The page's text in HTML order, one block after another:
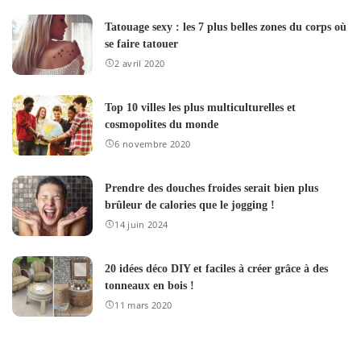
Tatouage sexy : les 7 plus belles zones du corps où
se faire tatouer
2 avril 2020
Top 10 villes les plus multiculturelles et
cosmopolites du monde
6 novembre 2020
Prendre des douches froides serait bien plus
brûleur de calories que le jogging !
14 juin 2024
20 idées déco DIY et faciles à créer grâce à des
tonneaux en bois !
11 mars 2020